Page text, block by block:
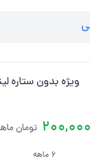
ویژه بدون ستاره
200,000 تومان
6 ماهه